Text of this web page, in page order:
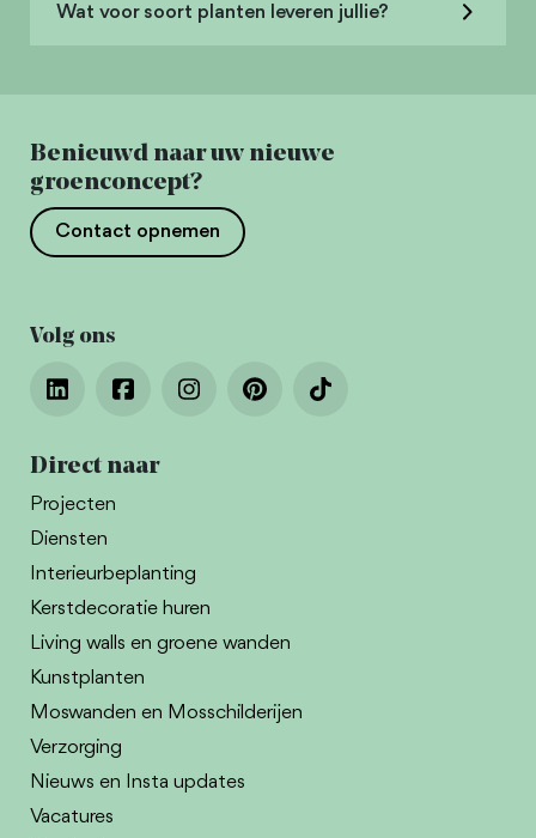
Wat voor soort planten leveren jullie?
Benieuwd naar uw nieuwe
groenconcept?
Contact opnemen
Volg ons
Direct naar
Projecten
Diensten
Interieurbeplanting
Kerstdecoratie huren
Living walls en groene wanden
Kunstplanten
Moswanden en Mosschilderijen
Verzorging
Nieuws en Insta updates
Vacatures